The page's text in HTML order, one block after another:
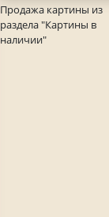
Продажа картины из
раздела "Картины в
наличии"